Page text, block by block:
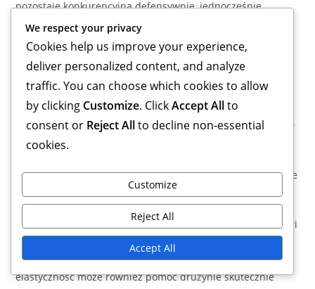
pozostaje konkurencyjna defensywnie, jednocześnie
utrzymując silne zagrożenie ofensywne.
Elastyczność w taktyce
Elastyczność jest kluczowa dla ofensywnego pomocnika,
ponieważ mogą być zmuszeni do dostosowania swojego
stylu gry w zależności od przeciwnika lub sytuacji w meczu.
Powinni czuć się komfortowo w przełączaniu się między
chodzi o cofnięcie się, aby wspierać pomoc, czy o podążanie
wyżej, aby wspierać napastników.
Bycie wszechstronnym pozwala ofensywnemu pomocnikowi
pasować do różnych ustawień taktycznych, co czyni ich
nieocenionymi dla ogólnej strategii drużyny. Ta
elastyczność może również pomóc drużynie skutecznie
We respect your privacy
Cookies help us improve your experience,
deliver personalized content, and analyze
traffic. You can choose which cookies to allow
by clicking Customize. ClickAccept Allto
consent or Reject Allto decline non-essential
cookies.
Customize
Reject All
Accept All